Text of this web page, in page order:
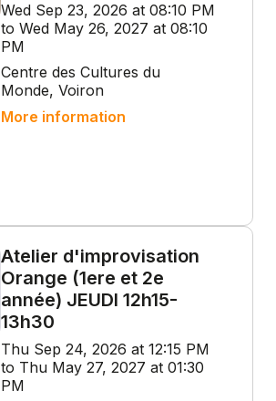
Wed Sep 23, 2026 at 08:10 PM
to Wed May 26, 2027 at 08:10
PM
Centre des Cultures du
Monde, Voiron
More information
Atelier d'improvisation
Orange (1ere et 2e
année) JEUDI 12h15-
13h30
Thu Sep 24, 2026 at 12:15 PM
to Thu May 27, 2027 at 01:30
PM